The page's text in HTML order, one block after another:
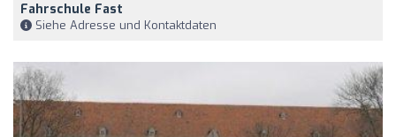
Fahrschule Fast
Siehe Adresse und Kontaktdaten